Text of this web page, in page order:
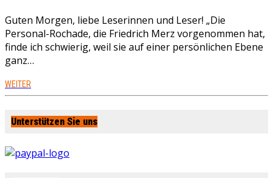
Guten Morgen, liebe Leserinnen und Leser! „Die
Personal-Rochade, die Friedrich Merz vorgenommen hat,
finde ich schwierig, weil sie auf einer persönlichen Ebene
ganz…
WEITER
Unterstützen Sie uns